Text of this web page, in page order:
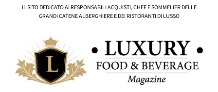
IL SITO DEDICATO AI RESPONSABILI ACQUISTI, CHEF E SOMMELIER DELLE
GRANDI CATENE ALBERGHIERE E DEI RISTORANTI DI LUSSO